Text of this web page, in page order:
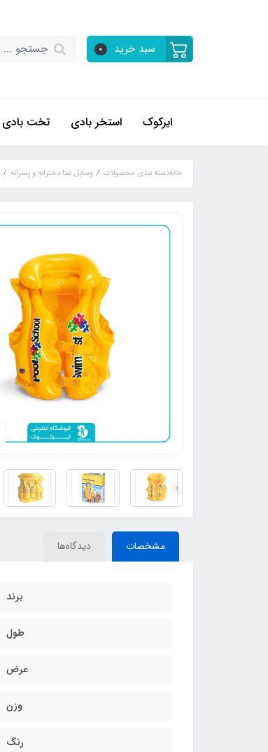
سبد خرید 0
ایرکوک استخر بادی تخت بادی
خانهدسته بندی محصولات وسایل شنا دخترانه و پسرانه
مشخصات دیدگاه‌ها
برند
طول
عرض
وزن
رنگ